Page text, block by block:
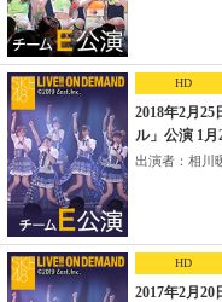
HD
2018年2月
ル」公演 1
出演者：相川
HD
2017年2月